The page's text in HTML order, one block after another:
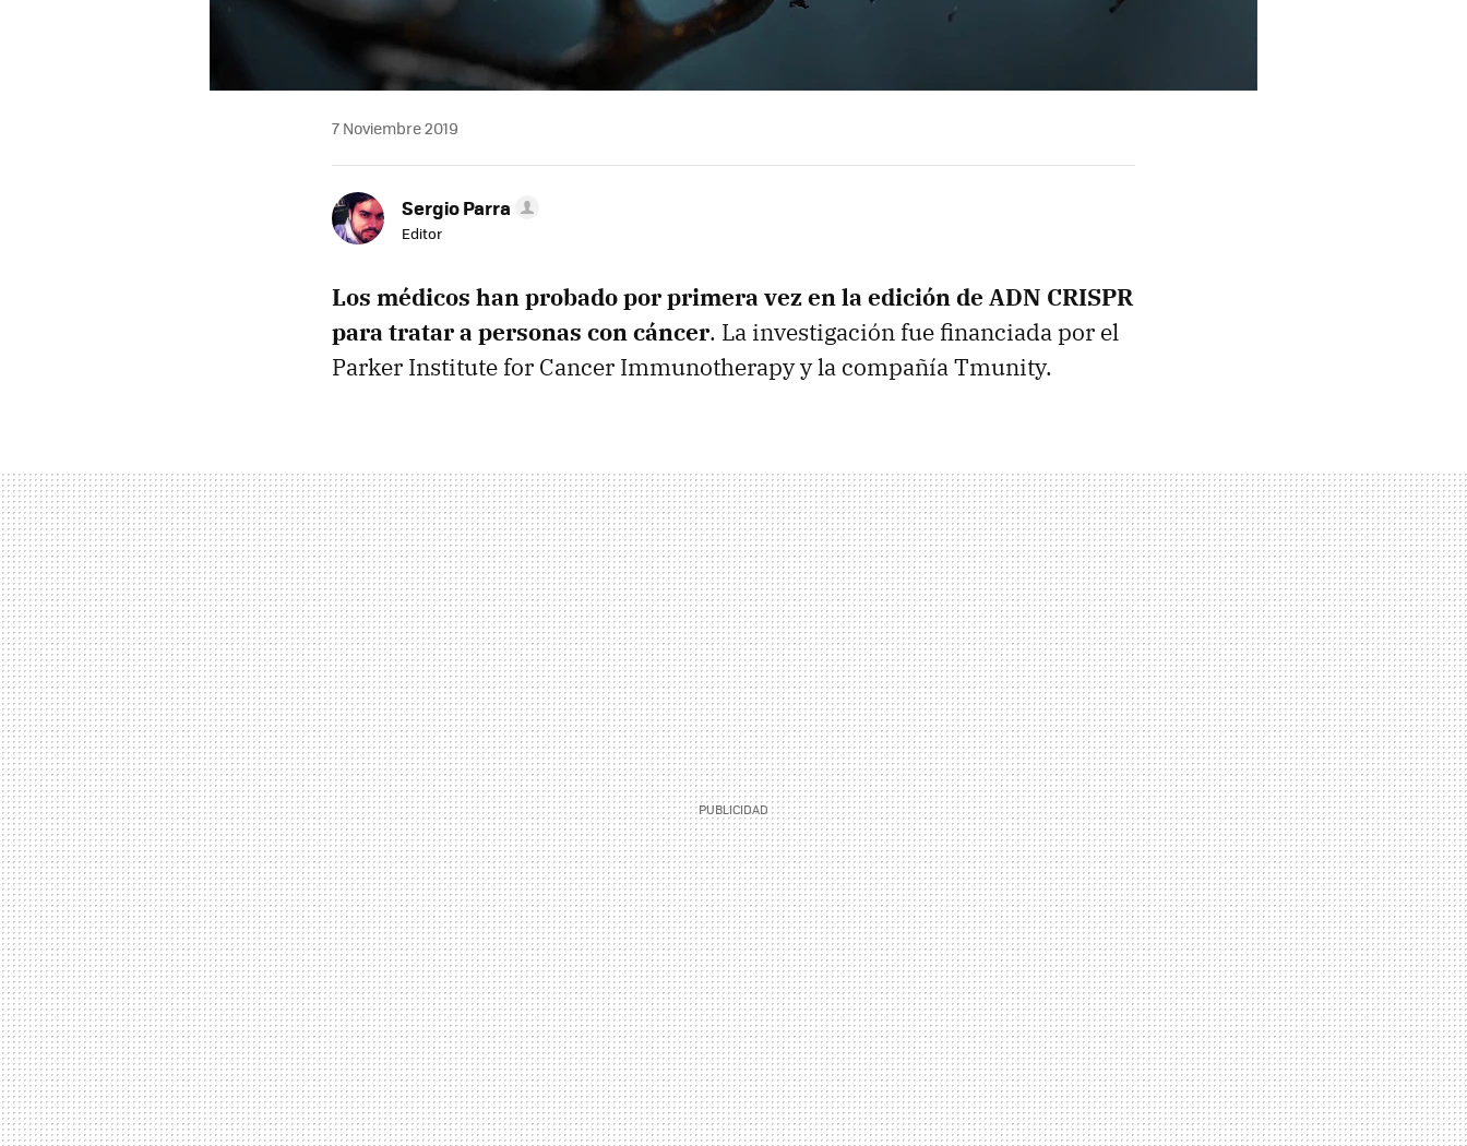
7 Noviembre 2019
Sergio Parra
Editor
Los médicos han probado por primera vez en la edición de ADN CRISPR
para tratar a personas con cáncer. La investigación fue financiada por el
Parker Institute for Cancer Immunotherapy y la compañía Tmunity.